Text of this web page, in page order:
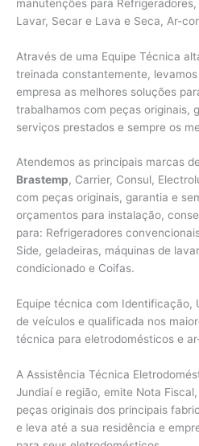
manutenções para
Lavar, Secar e Lava e Seca, Ar-
Através de uma Equipe Técnica
treinada constantemente,
empresa as melhores soluções
trabalhamos com peças originais,
serviços prestados e sempre os
Atendemos as principais marcas
Brastemp, Carrier, Consul,
com peças originais, garantia e
orçamentos para instalação,
para: Refrigeradores
Side, geladeiras, máquinas de
condicionado e Coifas.
Equipe técnica com Identificação,
de veículos e qualificada nos
técnica para eletrodomésticos e
A Assistência Técnica
Jundiaí e região, emite Nota
peças originais dos principais
e leva até a sua residência e